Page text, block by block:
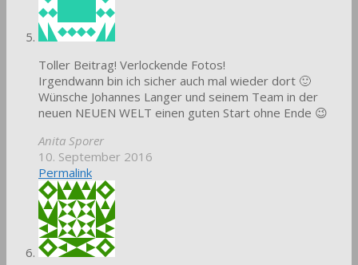
Toller Beitrag! Verlockende Fotos!
Irgendwann bin ich sicher auch mal wieder dort 🙂
Wünsche Johannes Langer und seinem Team in der
neuen NEUEN WELT einen guten Start ohne Ende 😉
Anita Sporer
10. September 2016
Permalink